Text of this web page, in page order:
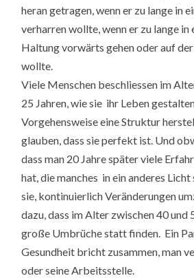
heran getragen, wenn er zu lange in
verharren wollte, wenn er zu lange in
Haltung vorwärts gehen oder auf
wollte.
Viele Menschen beschliessen im
25 Jahren, wie sie ihr Leben
Vorgehensweise eine Struktur
glauben, dass sie perfekt ist. Und
dass man 20 Jahre später viele
hat, die manches in ein anderes
sie, kontinuierlich Veränderungen
dazu, dass im Alter zwischen 40 und
große Umbrüche statt finden. Ein
Gesundheit bricht zusammen, man
oder seine Arbeitsstelle.